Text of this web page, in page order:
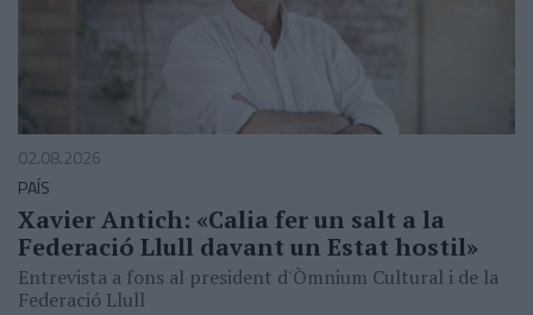
02.08.2026
PAÍS
Xavier Antich: «Calia fer un salt a la
Federació Llull davant un Estat hostil»
Entrevista a fons al president d'Òmnium Cultural i de la
Federació Llull